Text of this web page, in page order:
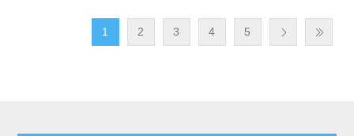
1 2 3 4 5